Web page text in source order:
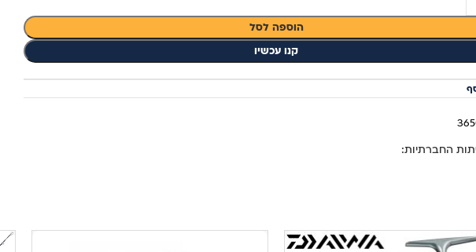
הוספה לסל
קנו עכשיו
החברתיות: